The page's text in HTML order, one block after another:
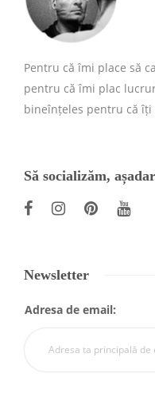
Pentru că îmi place să
pentru că îmi plac
bineînțeles pentru că îți
Să socializăm,
Newsletter
Adresa de email: